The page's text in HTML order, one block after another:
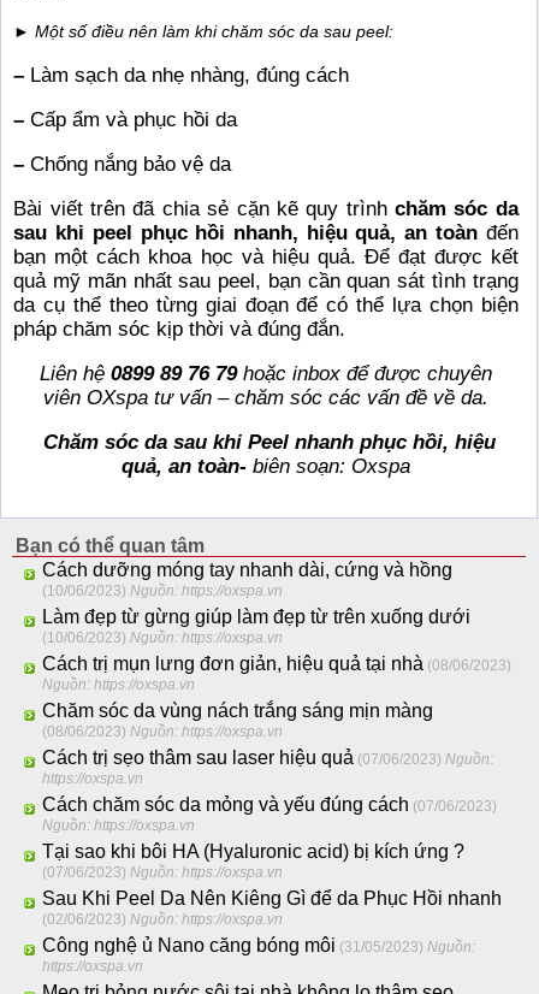
► Một số điều nên làm khi chăm sóc da sau peel:
– Làm sạch da nhẹ nhàng, đúng cách
–Cấp ẩm và phục hồi da
–Chống nắng bảo vệ da
Bài viết trên đã chia sẻ cặn kẽ quy trìnhchăm sóc da
sau khi peel phục hồi nhanh, hiệu quả, an toàn đến
bạn một cách khoa học và hiệu quả. Để đạt được kết
quả mỹ mãn nhất sau peel, bạn cần quan sát tình trạng
da cụ thể theo từng giai đoạn để có thể lựa chọn biện
pháp chăm sóc kịp thời và đúng đắn.
Liên hệ0899 89 76 79hoặc inbox để được chuyên
viên OXspa tư vấn – chăm sóc các vấn đề về da.
Chăm sóc da sau khi Peel nhanh phục hồi, hiệu
quả, an toàn- biên soạn: Oxspa
Bạn có thể quan tâm
Cách dưỡng móng tay nhanh dài, cứng và hồng
(10/06/2023)Nguồn: https://oxspa.vn
Làm đẹp từ gừng giúp làm đẹp từ trên xuống dưới
(10/06/2023)Nguồn: https://oxspa.vn
Cách trị mụn lưng đơn giản, hiệu quả tại nhà (08/06/2023)
Nguồn: https://oxspa.vn
Chăm sóc da vùng nách trắng sáng mịn màng
(08/06/2023)Nguồn: https://oxspa.vn
Cách trị sẹo thâm sau laser hiệu quả (07/06/2023)Nguồn:
https://oxspa.vn
Cách chăm sóc da mỏng và yếu đúng cách (07/06/2023)
Nguồn: https://oxspa.vn
Tại sao khi bôi HA (Hyaluronic acid) bị kích ứng ?
(07/06/2023)Nguồn: https://oxspa.vn
Sau Khi Peel Da Nên Kiêng Gì để da Phục Hồi nhanh
(02/06/2023)Nguồn: https://oxspa.vn
Công nghệ ủ Nano căng bóng môi (31/05/2023)Nguồn:
https://oxspa.vn